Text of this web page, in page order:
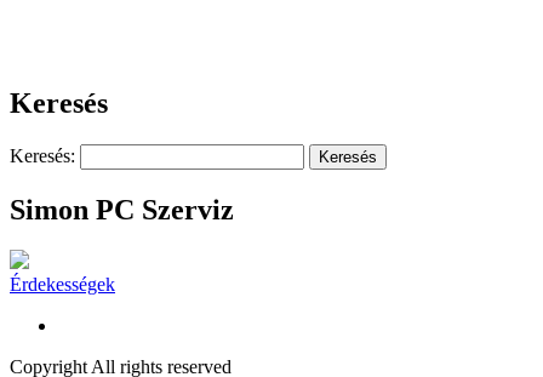
Keresés
Keresés:
Simon PC Szerviz
Érdekességek
Copyright All rights reserved